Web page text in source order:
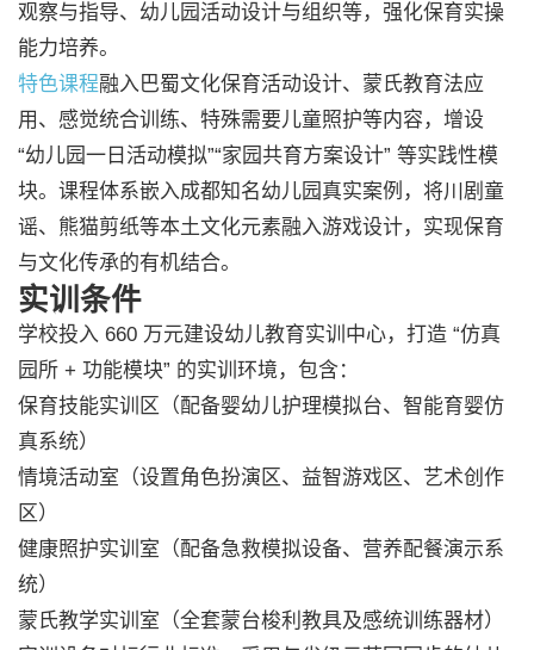
观察与指导、幼儿园活动设计与组织等，强化保育实操
能力培养。
特色课程融入巴蜀文化保育活动设计、蒙氏教育法应
用、感觉统合训练、特殊需要儿童照护等内容，增设
“幼儿园一日活动模拟”“家园共育方案设计” 等实践性模
块。课程体系嵌入成都知名幼儿园真实案例，将川剧童
谣、熊猫剪纸等本土文化元素融入游戏设计，实现保育
与文化传承的有机结合。
实训条件
学校投入 660 万元建设幼儿教育实训中心，打造 “仿真
园所 + 功能模块” 的实训环境，包含：
保育技能实训区（配备婴幼儿护理模拟台、智能育婴仿
真系统）
情境活动室（设置角色扮演区、益智游戏区、艺术创作
区）
健康照护实训室（配备急救模拟设备、营养配餐演示系
统）
蒙氏教学实训室（全套蒙台梭利教具及感统训练器材）